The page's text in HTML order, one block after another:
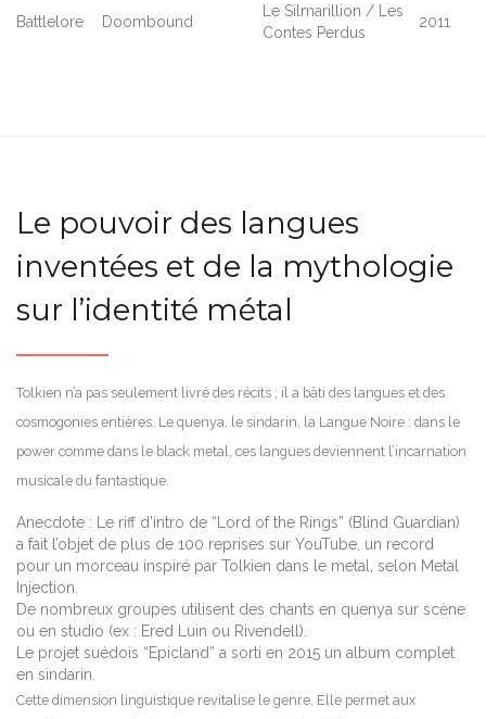
Battlelore Doombound
Le Silmarillion / Les
Contes Perdus
2011
Le pouvoir des langues
inventées et de la mythologie
sur l’identité métal
Tolkien n’a pas seulement livré des récits ; il a bâti des langues et des
cosmogonies entières. Le quenya, le sindarin, la Langue Noire : dans le
power comme dans le black metal, ces langues deviennent l’incarnation
musicale du fantastique.
Anecdote : Le riff d’intro de “Lord of the Rings” (Blind Guardian)
a fait l’objet de plus de 100 reprises sur YouTube, un record
pour un morceau inspiré par Tolkien dans le metal, selon Metal
Injection.
De nombreux groupes utilisent des chants en quenya sur scène
ou en studio (ex : Ered Luin ou Rivendell).
Le projet suédois “Epicland” a sorti en 2015 un album complet
en sindarin.
Cette dimension linguistique revitalise le genre. Elle permet aux